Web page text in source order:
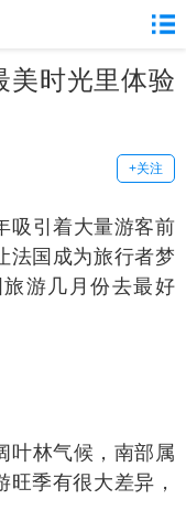
美时光里体验
+关注
引着大量游客前
法国成为旅行者梦
游几月份去最好
林气候，南部属
季有很大差异，